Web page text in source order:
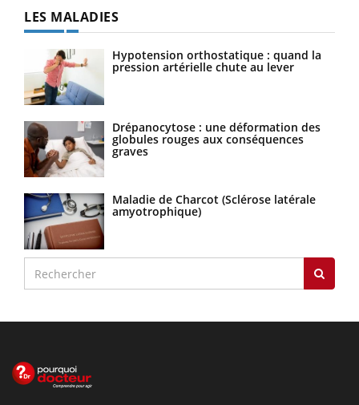
LES MALADIES
Hypotension orthostatique : quand la
pression artérielle chute au lever
Drépanocytose : une déformation des
globules rouges aux conséquences
graves
Maladie de Charcot (Sclérose latérale
amyotrophique)